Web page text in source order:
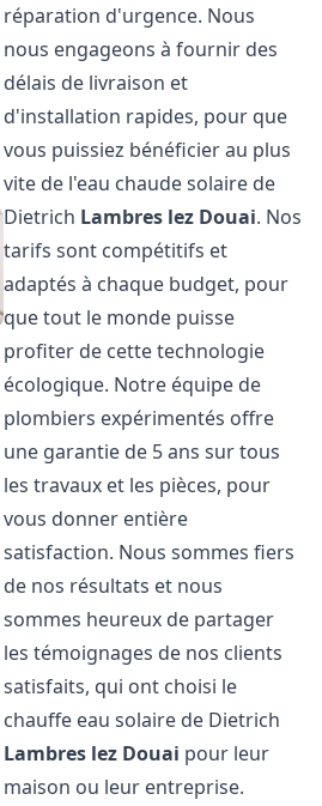
réparation d'urgence. Nous
nous engageons à fournir des
délais de livraison et
d'installation rapides, pour que
vous puissiez bénéficier au plus
vite de l'eau chaude solaire de
Dietrich Lambres lez Douai. Nos
tarifs sont compétitifs et
adaptés à chaque budget, pour
que tout le monde puisse
profiter de cette technologie
écologique. Notre équipe de
plombiers expérimentés offre
une garantie de 5 ans sur tous
les travaux et les pièces, pour
vous donner entière
satisfaction. Nous sommes fiers
de nos résultats et nous
sommes heureux de partager
les témoignages de nos clients
satisfaits, qui ont choisi le
chauffe eau solaire de Dietrich
Lambres lez Douai pour leur
maison ou leur entreprise.